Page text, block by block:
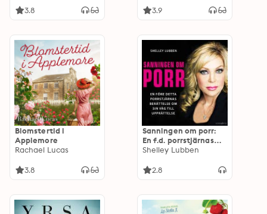
3.8 3.9
Blomstertid i
Applemore
Rachael Lucas
3.8
Sanningen om porr:
En f.d. porrstjärnas
berättelse om sin väg
Shelley Lubben
2.8